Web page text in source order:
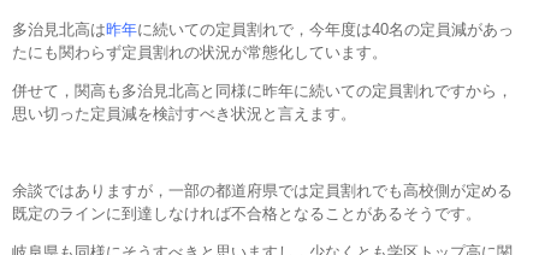
多治見北高は昨年に続いての定員割れで，今年度は40名の定員減があっ
たにも関わらず定員割れの状況が常態化しています。
併せて，関高も多治見北高と同様に昨年に続いての定員割れですから，
思い切った定員減を検討すべき状況と言えます。
余談ではありますが，一部の都道府県では定員割れでも高校側が定める
既定のラインに到達しなければ不合格となることがあるそうです。